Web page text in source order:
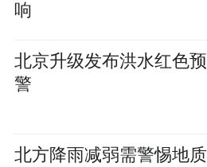
响
北京升级发布洪水红色预
警
北方降雨减弱需警惕地质